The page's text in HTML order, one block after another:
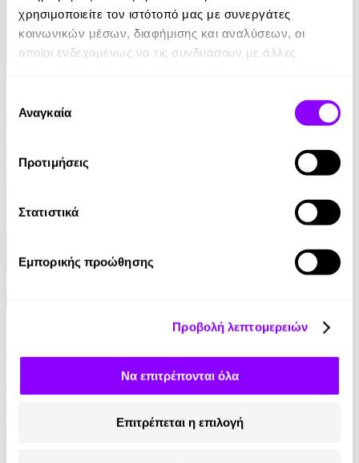
χρησιμοποιείτε τον ιστότοπό μας με συνεργάτες
κοινωνικών μέσων, διαφήμισης και αναλύσεων, οι
οποίοι ενδεχομένως να τις συνδυάσουν με άλλες
των υπηρεσιών τους.
συγκατάθεσης
Αναγκαία
Προτιμήσεις
Στατιστικά
Εμπορικής προώθησης
Προβολή λεπτομερειών
Να επιτρέπονται όλα
Επιτρέπεται η επιλογή
Ο Μύθος της Αιωνιότητας
0.00€